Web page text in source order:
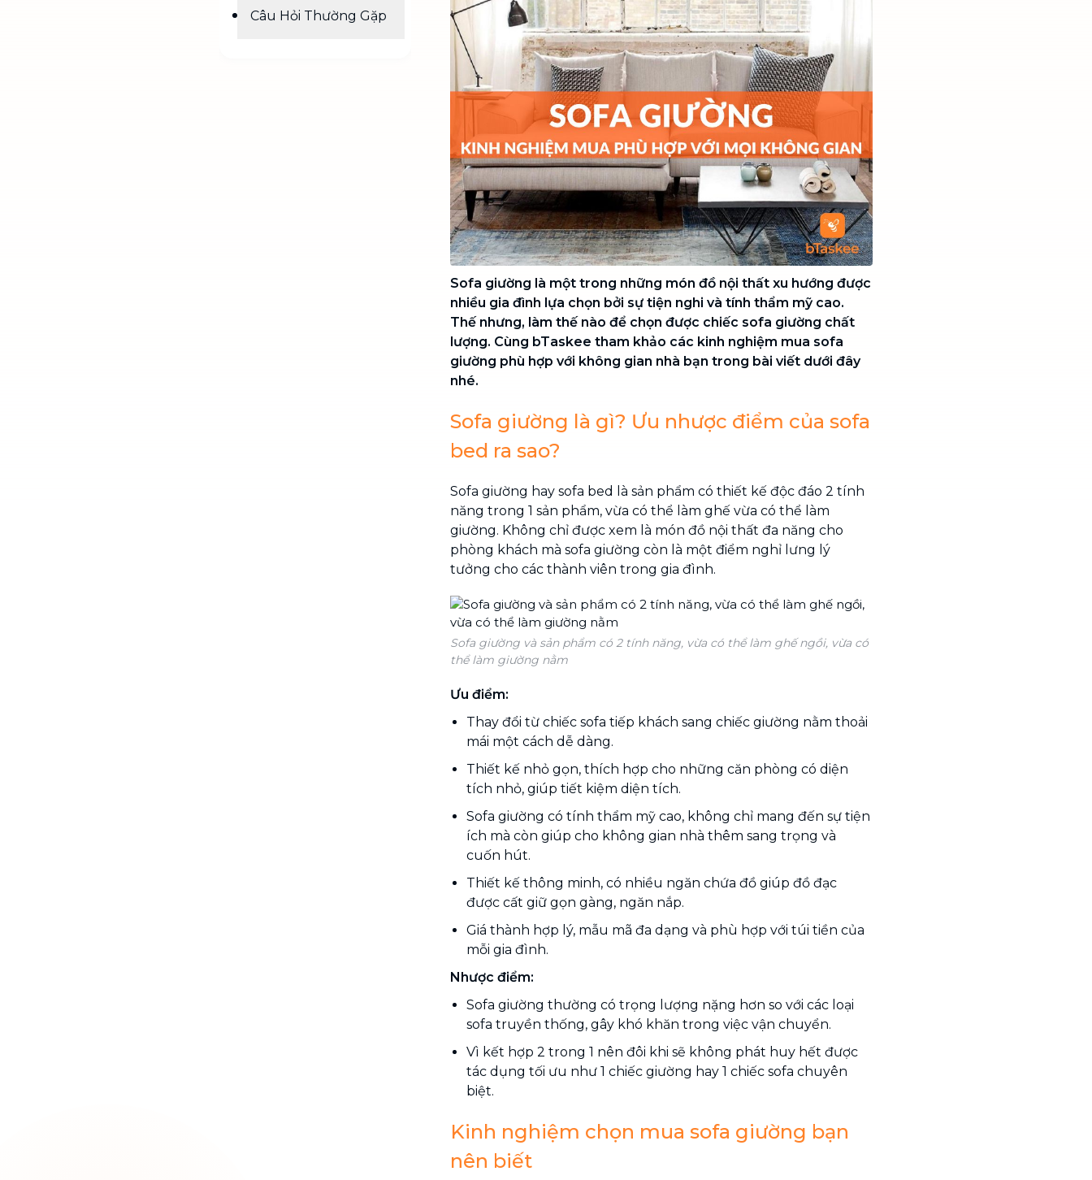
Chuyển nhà trọn gói, không lo dọn
dẹp nơi đi nơi đến
Vệ sinh công nghiệp NEW
Vệ sinh chuyên nghiệp cho văn
phòng, nhà xưởng, công trình lớn
Câu Hỏi Thường Gặp
Sofa giường là một trong những món đồ nội thất xu hướng được
nhiều gia đình lựa chọn bởi sự tiện nghi và tính thẩm mỹ cao.
Thế nhưng, làm thế nào để chọn được chiếc sofa giường chất
lượng. Cùng bTaskee tham khảo các kinh nghiệm mua sofa
giường phù hợp với không gian nhà bạn trong bài viết dưới đây
nhé.
Sofa giường là gì? Ưu nhược điểm của sofa
bed ra sao?
Sofa giường hay sofa bed là sản phẩm có thiết kế độc đáo 2 tính
năng trong 1 sản phẩm, vừa có thể làm ghế vừa có thể làm
giường. Không chỉ được xem là món đồ nội thất đa năng cho
phòng khách mà sofa giường còn là một điểm nghỉ lưng lý
tưởng cho các thành viên trong gia đình.
Sofa giường và sản phẩm có 2 tính năng, vừa có thể làm ghế ngồi, vừa có
thể làm giường nằm
Ưu điểm:
Thay đổi từ chiếc sofa tiếp khách sang chiếc giường nằm thoải
mái một cách dễ dàng.
Thiết kế nhỏ gọn, thích hợp cho những căn phòng có diện
tích nhỏ, giúp tiết kiệm diện tích.
Sofa giường có tính thẩm mỹ cao, không chỉ mang đến sự tiện
ích mà còn giúp cho không gian nhà thêm sang trọng và
cuốn hút.
Thiết kế thông minh, có nhiều ngăn chứa đồ giúp đồ đạc
được cất giữ gọn gàng, ngăn nắp.
Giá thành hợp lý, mẫu mã đa dạng và phù hợp với túi tiền của
mỗi gia đình.
Nhược điểm:
Sofa giường thường có trọng lượng nặng hơn so với các loại
sofa truyền thống, gây khó khăn trong việc vận chuyển.
Vì kết hợp 2 trong 1 nên đôi khi sẽ không phát huy hết được
tác dụng tối ưu như 1 chiếc giường hay 1 chiếc sofa chuyên
biệt.
Kinh nghiệm chọn mua sofa giường bạn
nên biết